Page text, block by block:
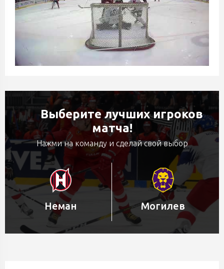
Выберите лучших игроков
матча!
Нажми на команду и сделай свой выбор
Неман Могилев